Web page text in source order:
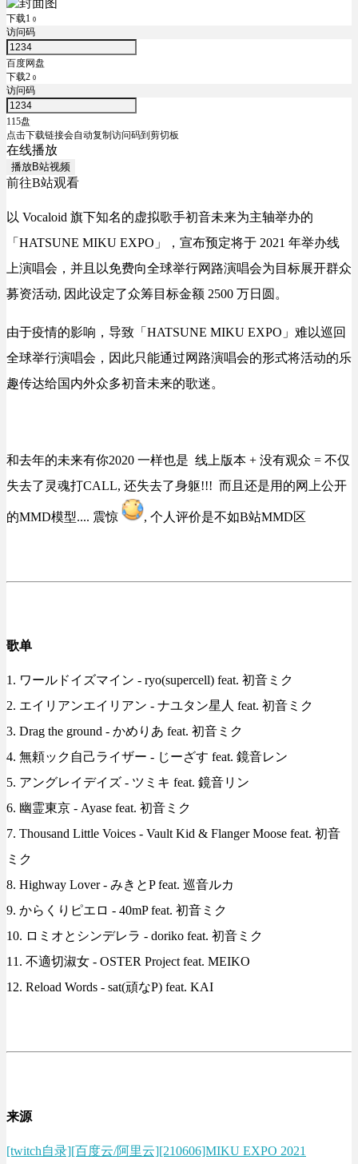
下载1 0
访问码
百度网盘
下载2 0
访问码
115盘
点击下载链接会自动复制访问码到剪切板
在线播放
播放B站视频
前往B站观看
以 Vocaloid 旗下知名的虚拟歌手初音未来为主轴举办的
「HATSUNE MIKU EXPO」，宣布预定将于 2021 年举办线
上演唱会，并且以免费向全球举行网路演唱会为目标展开群众
募资活动, 因此设定了众筹目标金额 2500 万日圆。
由于疫情的影响，导致「HATSUNE MIKU EXPO」难以巡回
全球举行演唱会，因此只能通过网路演唱会的形式将活动的乐
趣传达给国内外众多初音未来的歌迷。
和去年的未来有你2020 一样也是 线上版本 + 没有观众 = 不仅
失去了灵魂打CALL, 还失去了身躯!!! 而且还是用的网上公开
的MMD模型.... 震惊 , 个人评价是不如B站MMD区
歌单
1. ワールドイズマイン - ryo(supercell) feat. 初音ミク
2. エイリアンエイリアン - ナユタン星人 feat. 初音ミク
3. Drag the ground - かめりあ feat. 初音ミク
4. 無頼ック自己ライザー - じーざす feat. 鏡音レン
5. アングレイデイズ - ツミキ feat. 鏡音リン
6. 幽霊東京 - Ayase feat. 初音ミク
7. Thousand Little Voices - Vault Kid & Flanger Moose feat. 初音
ミク
8. Highway Lover - みきとP feat. 巡音ルカ
9. からくりピエロ - 40mP feat. 初音ミク
10. ロミオとシンデレラ - doriko feat. 初音ミク
11. 不適切淑女 - OSTER Project feat. MEIKO
12. Reload Words - sat(頑なP) feat. KAI
来源
[twitch自录][百度云/阿里云][210606]MIKU EXPO 2021